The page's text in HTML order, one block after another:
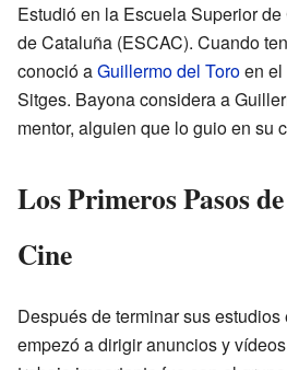
Estudió en la Escuela Superior
de Cataluña (ESCAC). Cuando
conoció aGuillermo del Toroen
Sitges. Bayona considera a
mentor, alguien que lo guio en su
Los Primeros Pasos
Cine
Después de terminar sus
empezó a dirigir anuncios y